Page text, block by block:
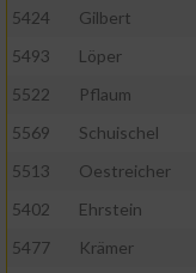
5424
Gilbert
5493
Löper
5522
Pflaum
5569
Schuischel
5513
Oestreicher
5402
Ehrstein
5477
Krämer